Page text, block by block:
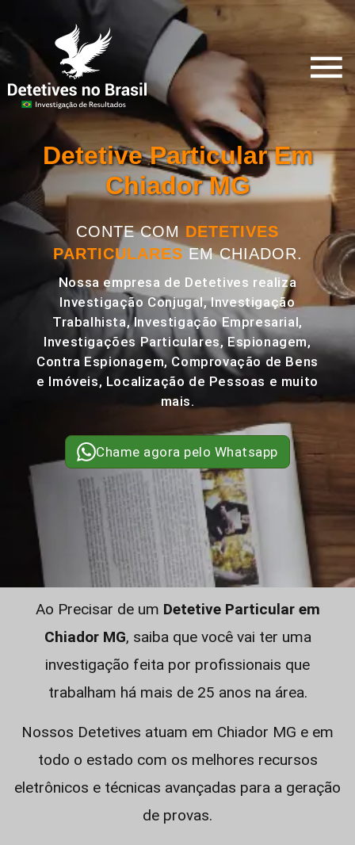
Detetive Particular Em
Chiador MG
CONTE COM DETETIVES
PARTICULARES EM CHIADOR.
Nossa empresa de Detetives realiza
Investigação Conjugal, Investigação
Trabalhista, Investigação Empresarial,
Investigações Particulares, Espionagem,
Contra Espionagem, Comprovação de Bens
e Imóveis, Localização de Pessoas e muito
mais.
Chame agora pelo Whatsapp
Ao Precisar de um Detetive Particular em
Chiador MG, saiba que você vai ter uma
investigação feita por profissionais que
trabalham há mais de 25 anos na área.
Nossos Detetives atuam em Chiador MG e em
todo o estado com os melhores recursos
eletrônicos e técnicas avançadas para a geração
de provas.